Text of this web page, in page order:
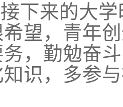
下来的大
望，青年
，勤勉奋
识，多参